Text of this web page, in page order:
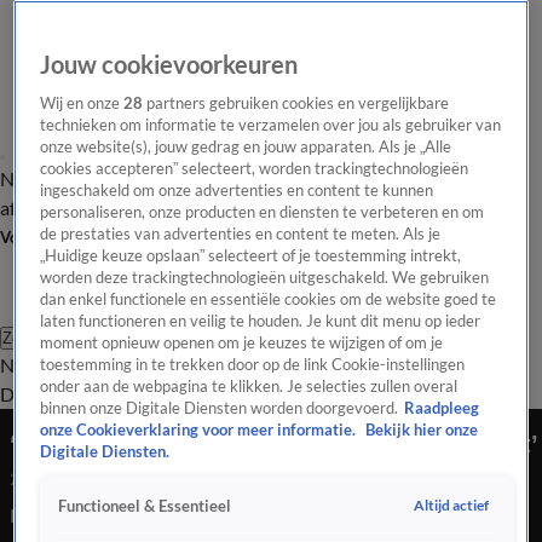
Nieuws van de DagOpinie van de Dag Onze categorieën Laatste
afleveringVideo's Nieuws van de Dag Podcast
Volg Nieuws van de Dag
Zoeken
Nieuws van de DagOpinie van de
Dag
Video'sUitzendingen PodcastPanelContact
‘EU kijkt weg terwijl Turkse democratie wankelt’
2 apr 2025, 11:01
De demonstraties in Turkije houden maar niet op. Het is de
Jouw cookievoorkeuren
Wij en onze28 partners gebruiken cookies en vergelijkbare
technieken om informatie te verzamelen over jou als gebruiker van
onze website(s), jouw gedrag en jouw apparaten. Als je „Alle
cookies accepteren” selecteert, worden trackingtechnologieën
ingeschakeld om onze advertenties en content te kunnen
personaliseren, onze producten en diensten te verbeteren en om
de prestaties van advertenties en content te meten. Als je
„Huidige keuze opslaan” selecteert of je toestemming intrekt,
worden deze trackingtechnologieën uitgeschakeld. We gebruiken
dan enkel functionele en essentiële cookies om de website goed te
laten functioneren en veilig te houden. Je kunt dit menu op ieder
moment opnieuw openen om je keuzes te wijzigen of om je
toestemming in te trekken door op de link Cookie-instellingen
onder aan de webpagina te klikken. Je selecties zullen overal
binnen onze Digitale Diensten worden doorgevoerd. Raadpleeg
onze Cookieverklaring voor meer informatie.
Bekijk hier onze
Digitale Diensten.
Functioneel & Essentieel Altijd actief